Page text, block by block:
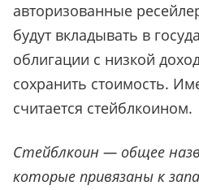
авторизованные
будут вкладывать в
облигации с низкой
сохранить стоимость.
считается стейблкоином.
Стейблкоин — общее
которые привязаны к